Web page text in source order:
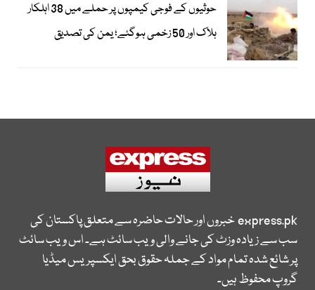
حوثیوں کے فوجی کیمپوں پر حملے میں 38 اہلکار
ہلاک اور 50 زخمی ہوگئے؛ یمن کی تصدیق
express.pkخبروں اور حالات حاضرہ سے متعلق پاکستان کی
سب سے زیادہ وزٹ کی جانے والی ویب سائٹ ہے۔ اس ویب سائٹ
پر شائع شدہ تمام مواد کے جملہ حقوق بحق ایکسپریس میڈیا
گروپ محفوظ ہیں۔